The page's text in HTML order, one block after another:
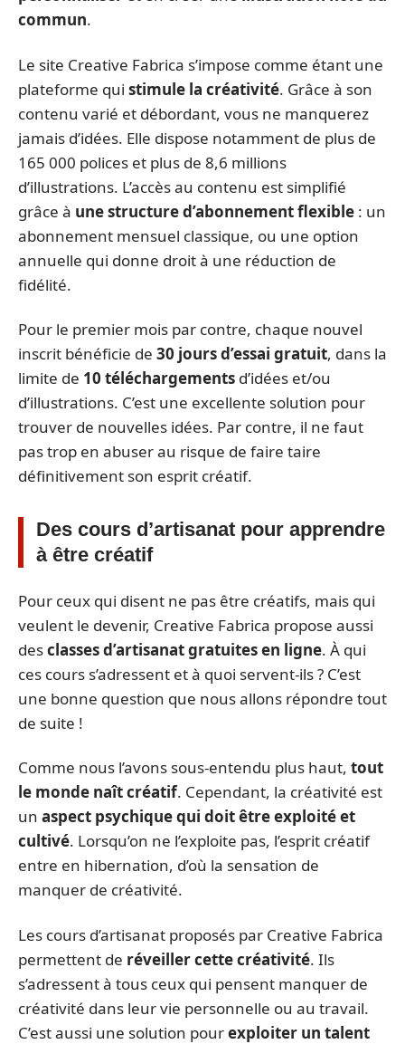
commun.
Le site Creative Fabrica s’impose comme étant une
plateforme qui stimule la créativité. Grâce à son
contenu varié et débordant, vous ne manquerez
jamais d’idées. Elle dispose notamment de plus de
165 000 polices et plus de 8,6 millions
d’illustrations. L’accès au contenu est simplifié
grâce à une structure d’abonnement flexible : un
abonnement mensuel classique, ou une option
annuelle qui donne droit à une réduction de
fidélité.
Pour le premier mois par contre, chaque nouvel
inscrit bénéficie de 30 jours d’essai gratuit, dans la
limite de 10 téléchargements d’idées et/ou
d’illustrations. C’est une excellente solution pour
trouver de nouvelles idées. Par contre, il ne faut
pas trop en abuser au risque de faire taire
définitivement son esprit créatif.
Des cours d’artisanat pour apprendre
à être créatif
Pour ceux qui disent ne pas être créatifs, mais qui
veulent le devenir, Creative Fabrica propose aussi
desclasses d’artisanat gratuites en ligne. À qui
ces cours s’adressent et à quoi servent-ils ? C’est
une bonne question que nous allons répondre tout
de suite !
Comme nous l’avons sous-entendu plus haut, tout
le monde naît créatif. Cependant, la créativité est
un aspect psychique qui doit être exploité et
cultivé. Lorsqu’on ne l’exploite pas, l’esprit créatif
entre en hibernation, d’où la sensation de
manquer de créativité.
Les cours d’artisanat proposés par Creative Fabrica
permettent de réveiller cette créativité. Ils
s’adressent à tous ceux qui pensent manquer de
créativité dans leur vie personnelle ou au travail.
C’est aussi une solution pourexploiter un talent